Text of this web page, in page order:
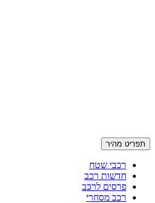
תפריט מהיר
רכבי שטח
חדשות רכב
פרסים לרכב
רכב מסחרי